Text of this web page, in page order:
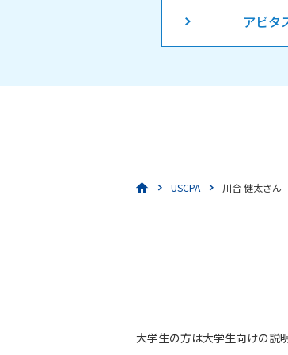
アビタ
USCPA 川合 健太さん
大学生の方は大学生向けの説